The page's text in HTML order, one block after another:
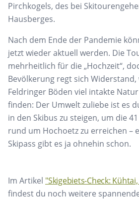
Pirchkogels, des bei
Hausberges.
Nach dem Ende der Pandemie
jetzt wieder aktuell werden. Die
mehrheitlich für die „Hochzeit“,
Bevölkerung regt sich Widerstand,
Feldringer Böden viel intakte
finden: Der Umwelt zuliebe ist es
in den Skibus zu steigen, um die
rund um Hochoetz zu erreichen –
Skipass gibt es ja ohnehin schon.
Im Artikel "Skigebiets-Check:
findest du noch weitere